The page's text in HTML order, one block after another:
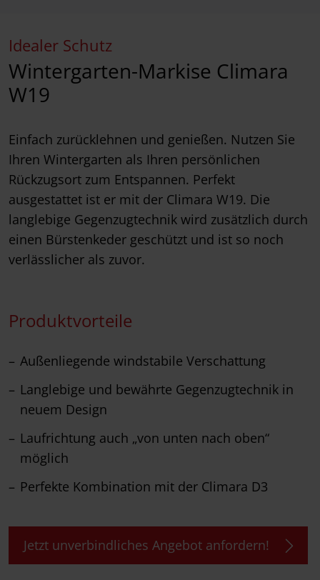
Idealer Schutz
Wintergarten-Markise Climara
W19
Einfach zurücklehnen und genießen. Nutzen Sie
Ihren Wintergarten als Ihren persönlichen
Rückzugsort zum Entspannen. Perfekt
ausgestattet ist er mit der Climara W19. Die
langlebige Gegenzugtechnik wird zusätzlich durch
einen Bürstenkeder geschützt und ist so noch
verlässlicher als zuvor.
Produktvorteile
Außenliegende windstabile Verschattung
Langlebige und bewährte Gegenzugtechnik in
neuem Design
Laufrichtung auch „von unten nach oben“
möglich
Perfekte Kombination mit der Climara D3
Jetzt unverbindliches Angebot anfordern!